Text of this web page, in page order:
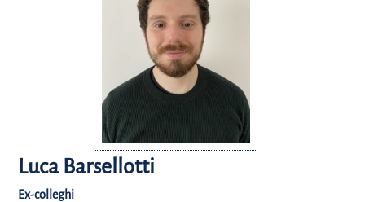
Luca Barsellotti
Ex-colleghi